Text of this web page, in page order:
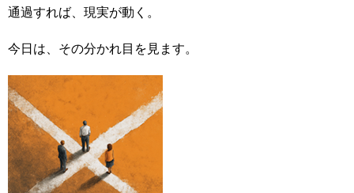
通過すれば、現実が動く。
今日は、その分かれ目を見ます。